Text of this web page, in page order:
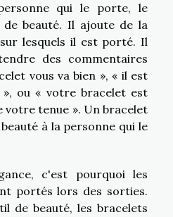
qui le porte, le
beauté. Il ajoute de la
lesquels il est porté. Il
des commentaires
vous va bien », « il est
ou « votre bracelet est
votre tenue ». Un bracelet
à la personne qui le
c'est pourquoi les
portés lors des sorties.
de beauté, les bracelets